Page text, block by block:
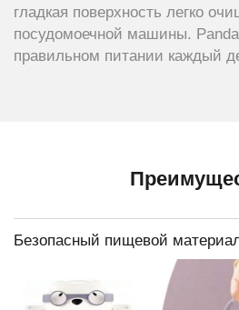
гладкая поверхность легко
посудомоечной машины.
правильном питании каждый
Безопасный пищевой